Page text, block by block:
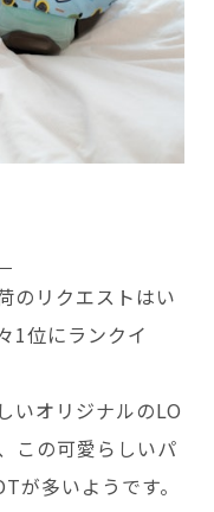
のリクエストはい
1位にランクイ
いオリジナルのLO
この可愛らしいパ
が多いようです。